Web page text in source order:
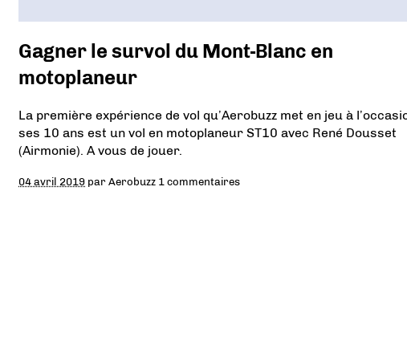
Gagner le survol du Mont-Blanc en
motoplaneur
La première expérience de vol qu’Aerobuzz met en jeu à
ses 10 ans est un vol en motoplaneur ST10 avec René Dousset
(Airmonie). A vous de jouer.
04 avril 2019 parAerobuzz 1 commentaires